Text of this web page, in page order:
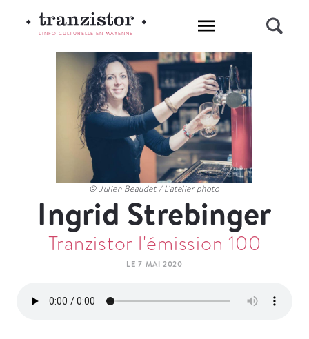
L'INFO CULTURELLE EN MAYENNE
Ingrid Strebinger
Tranzistor l'émission 100
LE 7 MAI 2020
© Julien Beaudet / L'atelier photo